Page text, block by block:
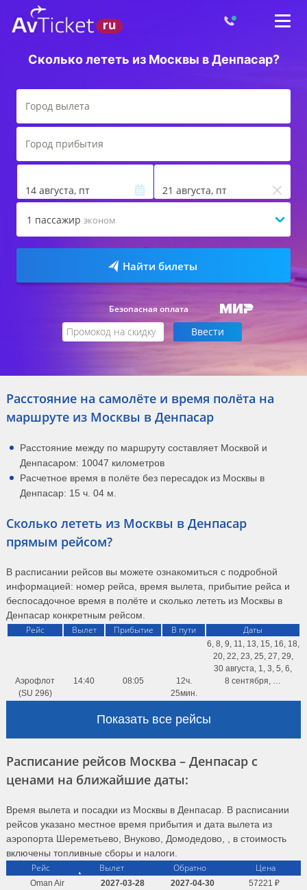
Сколько лететь из Москвы в Денпасар?
14 августа, пт 21 августа, пт
1 пассажир эконом
Найти билеты
Безопасная оплата
Расстояние на самолёте и время полёта на
маршруте из Москвы в Денпасар
Расстояние между по маршруту составляет Москвой и
Денпасаром: 10047 километров
Расчетное время в полёте без пересадок из Москвы в
Денпасар: 15 ч. 04 м.
Сколько лететь из Москвы в Денпасар
прямым рейсом?
В расписании рейсов вы можете ознакомиться с подробной
информацией: номер рейса, время вылета, прибытие рейса и
беспосадочное время в полёте и сколько лететь из Москвы в
Денпасар конкретным рейсом.
Рейс Вылет Прибытие В пути Даты
Аэрофлот
(SU 296)
14:40 08:05
12ч.
25мин.
6, 8, 9, 11, 13, 15, 16, 18,
20, 22, 23, 25, 27, 29,
30 августа, 1, 3, 5, 6,
8 сентября, …
Показать все рейсы
Расписание рейсов Москва – Денпасар с
ценами на ближайшие даты:
Время вылета и посадки из Москвы в Денпасар. В расписании
рейсов указано местное время прибытия и дата вылета из
аэропорта Шереметьево, Внуково, Домодедово, , в стоимость
включены топливные сборы и налоги.
Рейс Вылет Обратно Цена
Oman Air
2027-03-28 2027-04-30 57221 ₽